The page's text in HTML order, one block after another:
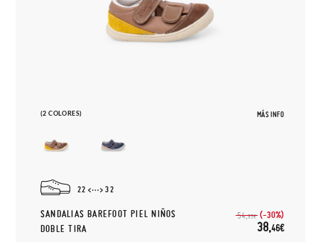
(2 COLORES) MÁS INFO
22 32
SANDALIAS BAREFOOT PIEL NIÑOS
DOBLE TIRA
54,95€ (-30%)
38,46€